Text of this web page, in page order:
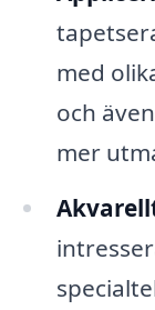
med
och
mer